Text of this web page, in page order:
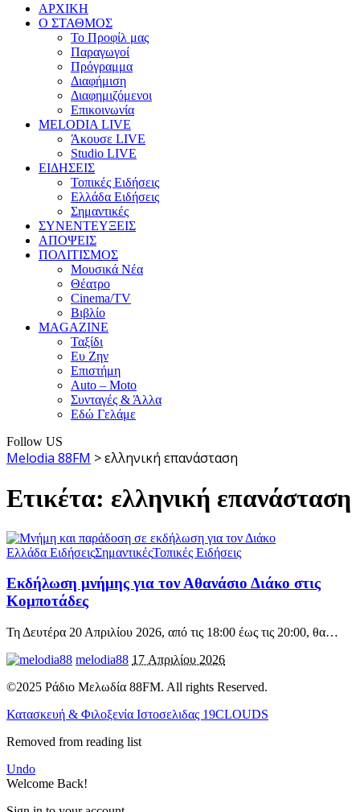
ΑΡΧΙΚΗ
Ο ΣΤΑΘΜΟΣ
Το Προφίλ μας
Παραγωγοί
Πρόγραμμα
Διαφήμιση
Διαφημιζόμενοι
Επικοινωνία
MELODIA LIVE
Άκουσε LIVE
Studio LIVE
ΕΙΔΗΣΕΙΣ
Τοπικές Ειδήσεις
Ελλάδα Ειδήσεις
Σημαντικές
ΣΥΝΕΝΤΕΥΞΕΙΣ
ΑΠΟΨΕΙΣ
ΠΟΛΙΤΙΣΜΟΣ
Μουσικά Νέα
Θέατρο
Cinema/TV
Βιβλίο
MAGAZINE
Ταξίδι
Ευ Ζην
Επιστήμη
Auto – Moto
Συνταγές & Άλλα
Εδώ Γελάμε
Follow US
Melodia 88FM >ελληνική επανάσταση
Ετικέτα: ελληνική επανάσταση
Ελλάδα ΕιδήσειςΣημαντικέςΤοπικές Ειδήσεις
Εκδήλωση μνήμης για τον Αθανάσιο Διάκο στις
Κομποτάδες
Τη Δευτέρα 20 Απριλίου 2026, από τις 18:00 έως τις 20:00, θα…
melodia88 17 Απριλίου 2026
©2025 Ράδιο Μελωδία 88FM. All rights Reserved.
Κατασκευή & Φιλοξενία Ιστοσελιδας 19CLOUDS
Removed from reading list
Undo
Welcome Back!